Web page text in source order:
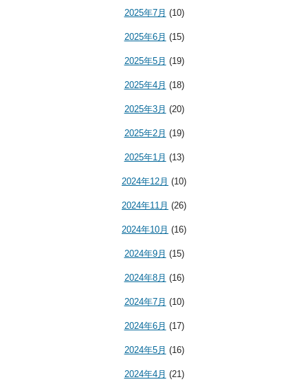
2025年7月 (10)
2025年6月 (15)
2025年5月 (19)
2025年4月 (18)
2025年3月 (20)
2025年2月 (19)
2025年1月 (13)
2024年12月 (10)
2024年11月 (26)
2024年10月 (16)
2024年9月 (15)
2024年8月 (16)
2024年7月 (10)
2024年6月 (17)
2024年5月 (16)
2024年4月 (21)